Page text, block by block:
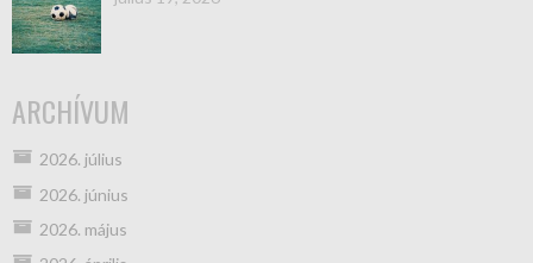
ARCHÍVUM
2026. július
2026. június
2026. május